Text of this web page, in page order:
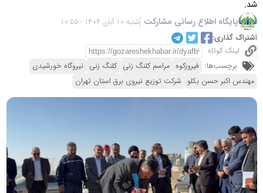
شد.
پایگاه اطلاع رسانی مشارکت شنبه 10 آبان 1404 - 10:55
اشتراک گذاری:
لینک کوتاه
برچسب‌ها: فیروزکوه مراسم کلنگ زنی کلنگ زنی نیروگاه خورشیدی
مهندس اکبر حسن بکلو شرکت توزیع نیروی برق استان تهران